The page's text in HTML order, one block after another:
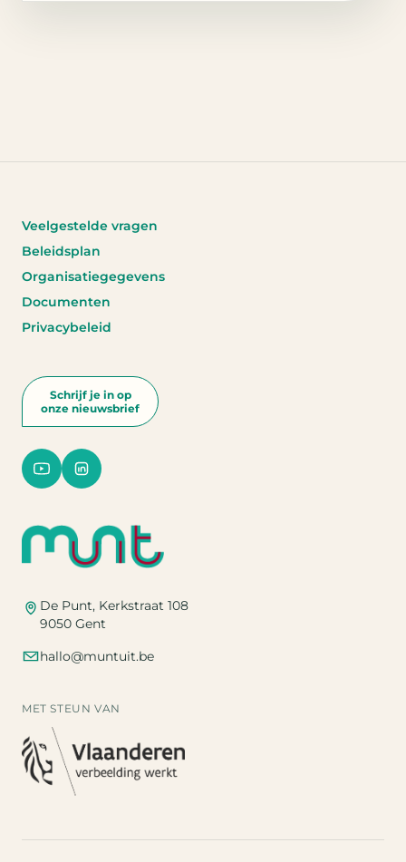
De Punt, Kerkstraat 108
9050 Gent
hallo@muntuit.be
Schrijf je in op
onze nieuwsbrief
Veelgestelde vragen
Beleidsplan
Organisatiegegevens
Documenten
Privacybeleid
MET STEUN VAN